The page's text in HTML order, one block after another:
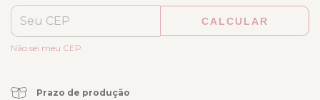
Entregas para o CEP: ALTERAR CEP
CALCULAR
Não sei meu CEP
Prazo de produção